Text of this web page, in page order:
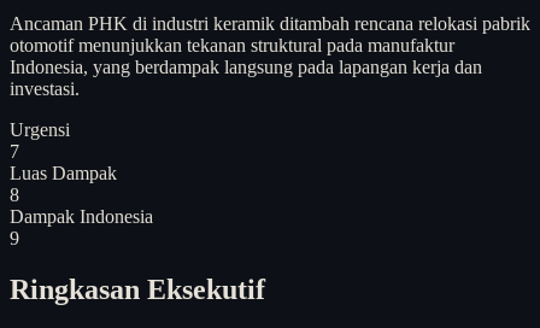
Ancaman PHK di industri keramik ditambah rencana relokasi pabrik
otomotif menunjukkan tekanan struktural pada manufaktur
Indonesia, yang berdampak langsung pada lapangan kerja dan
investasi.
Urgensi
7
Luas Dampak
8
Dampak Indonesia
9
Ringkasan Eksekutif